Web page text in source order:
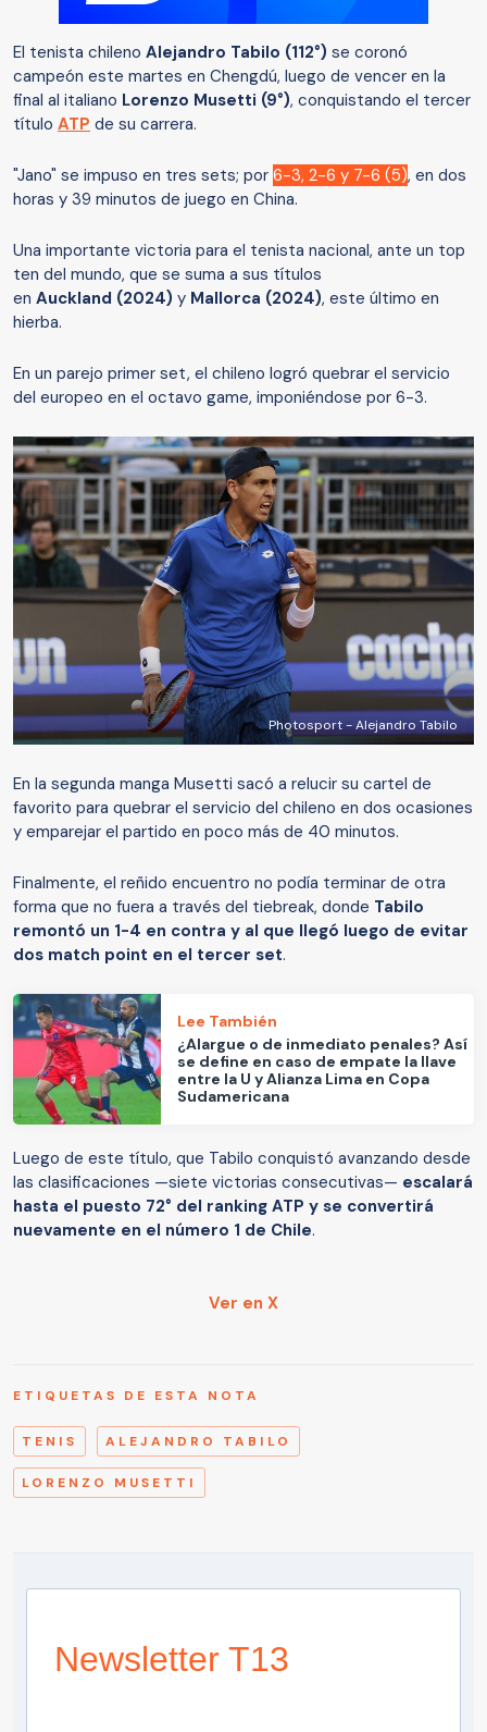
El tenista chileno Alejandro Tabilo (112°) se coronó
campeón este martes en Chengdú, luego de vencer en la
final al italiano Lorenzo Musetti (9°), conquistando el tercer
título ATP de su carrera.
"Jano" se impuso en tres sets; por 6-3, 2-6 y 7-6 (5), en dos
horas y 39 minutos de juego en China.
Una importante victoria para el tenista nacional, ante un top
ten del mundo, que se suma a sus títulos
en Auckland (2024) y Mallorca (2024), este último en
hierba.
En un parejo primer set, el chileno logró quebrar el servicio
del europeo en el octavo game, imponiéndose por 6-3.
Photosport - Alejandro Tabilo
En la segunda manga Musetti sacó a relucir su cartel de
favorito para quebrar el servicio del chileno en dos ocasiones
y emparejar el partido en poco más de 40 minutos.
Finalmente, el reñido encuentro no podía terminar de otra
forma que no fuera a través del tiebreak, donde Tabilo
remontó un 1-4 en contra y al que llegó luego de evitar
dos match point en el tercer set.
Lee También
¿Alargue o de inmediato penales? Así
se define en caso de empate la llave
entre la U y Alianza Lima en Copa
Sudamericana
Luego de este título, que Tabilo conquistó avanzando desde
las clasificaciones —siete victorias consecutivas— escalará
hasta el puesto 72° del ranking ATP y se convertirá
nuevamente en el número 1 de Chile.
Ver en X
ETIQUETAS DE ESTA NOTA
TENIS ALEJANDRO TABILO
LORENZO MUSETTI
Newsletter T13